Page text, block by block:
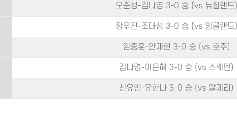
오준성-김나영 3-0 승 (vs 뉴질랜드)
장우진-조대성 3-0 승 (vs 잉글랜드)
임종훈-안재현 3-0 승 (vs 호주)
김나영-이은혜 3-0 승 (vs 스웨덴)
신유빈-유한나 3-0 승 (vs 알제리)